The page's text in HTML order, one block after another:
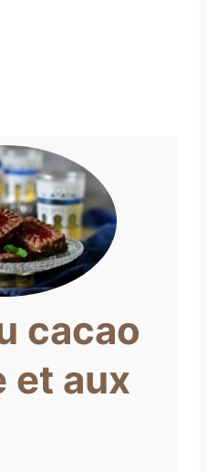
cacao
et aux